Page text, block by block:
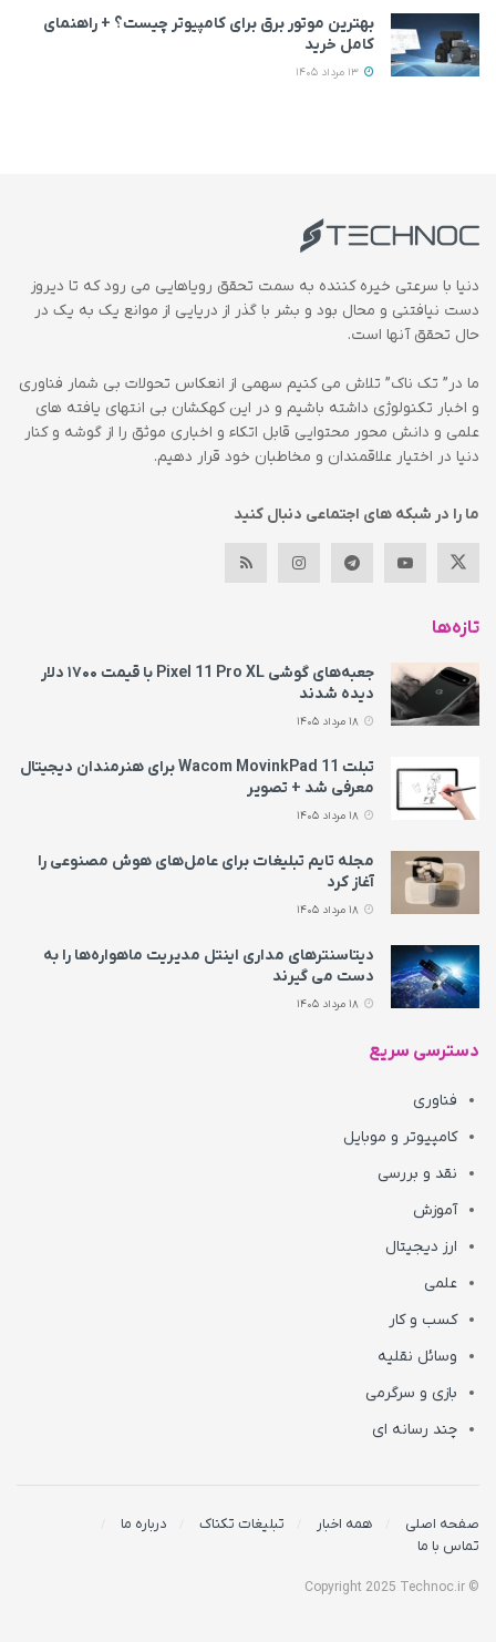
بهترین موتور برق برای کامپیوتر چیست؟ + راهنمای
کامل خرید
دنیا با سرعتی خیره کننده به سمت تحقق رویاهایی می رود که تا دیروز
دست نیافتنی و محال بود و بشر با گذر از دریایی از موانع یک به یک در
حال تحقق آنها است.
ما در” تک ناک” تلاش می کنیم سهمی از انعکاس تحولات بی شمار فناوری
و اخبار تکنولوژی داشته باشیم و در این کهکشان بی انتهای یافته های
علمی و دانش محور محتوایی قابل اتکاء و اخباری موثق را از گوشه و کنار
دنیا در اختیار علاقمندان و مخاطبان خود قرار دهیم.
ما را در شبکه های اجتماعی دنبال کنید
تازه‌ها
جعبه‌های گوشی Pixel 11 Pro XL با قیمت ۱۷۰۰ دلار
دیده شدند
تبلت Wacom MovinkPad 11 برای هنرمندان دیجیتال
معرفی شد + تصویر
مجله تایم تبلیغات برای عامل‌های هوش مصنوعی را
آغاز کرد
دیتاسنترهای مداری اینتل مدیریت ماهواره‌ها را به
دست می‌ گیرند
دسترسی سریع
فناوری
کامپیوتر و موبایل
نقد و بررسی
آموزش
ارز دیجیتال
علمی
کسب و کار
وسائل نقلیه
بازی و سرگرمی
چند رسانه ای
صفحه اصلی همه اخبار تبلیغات تکناک
درباره ما
تماس با ما
© Copyright 2025 Technoc.ir